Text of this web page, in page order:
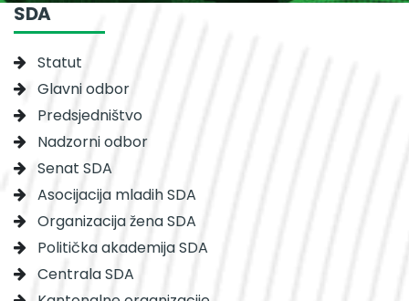
SDA
Statut
Glavni odbor
Predsjedništvo
Nadzorni odbor
Senat SDA
Asocijacija mladih SDA
Organizacija žena SDA
Politička akademija SDA
Centrala SDA